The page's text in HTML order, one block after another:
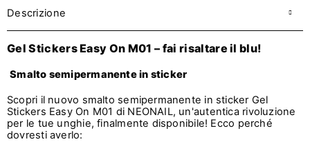
Descrizione
Gel Stickers Easy On M01 – fai risaltare il blu!
Smalto semipermanente in sticker
Scopri il nuovo smalto semipermanente in sticker Gel
Stickers Easy On M01 di NEONAIL, un'autentica rivoluzione
per le tue unghie, finalmente disponibile! Ecco perché
dovresti averlo: